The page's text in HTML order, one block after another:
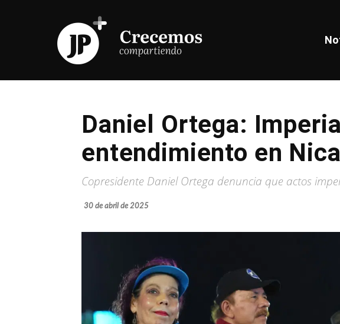
Daniel Ortega:
entendimiento en
Copresidente Daniel Ortega denuncia que actos
30 de abril de 2025